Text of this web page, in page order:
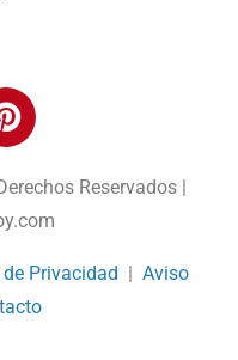
Reservados |
Privacidad | Aviso